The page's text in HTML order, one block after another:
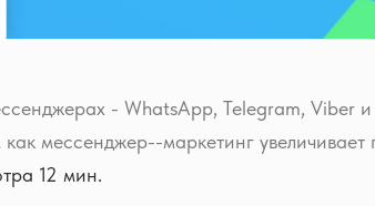
- WhatsApp, Telegram, Viber и
как мессенджер--маркетинг увеличивает
12 мин.